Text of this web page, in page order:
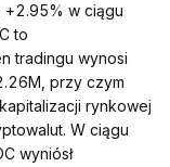
+2.95% w ciągu
to
tradingu wynosi
przy czym
rynkowej
W ciągu
wyniósł